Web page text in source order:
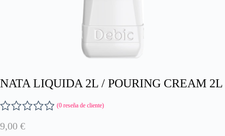
NATA LIQUIDA 2L / POURING CREAM 2L
V
a
(0 reseña de cliente)
9,00 €